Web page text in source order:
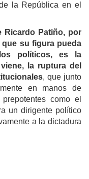
la República en el
Ricardo Patiño, por
su figura pueda
políticos, es la
la ruptura del
, que junto
en manos de
como el
un dirigente político
a la dictadura